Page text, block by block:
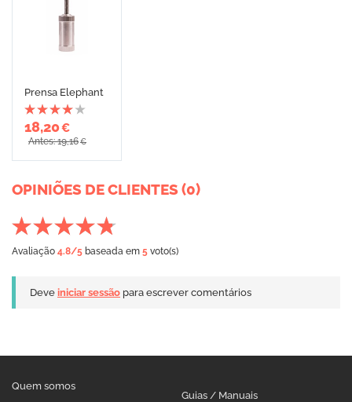
Prensa Elephant
18,20€
Antes: 19,16€
OPINIÕES DE CLIENTES (0)
Avaliação 4.8/5 baseada em 5 voto(s)
Deve iniciar sessão para escrever comentários
Quem somos
Guias / Manuais